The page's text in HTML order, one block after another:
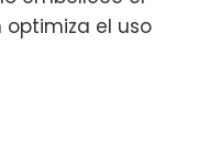
el uso